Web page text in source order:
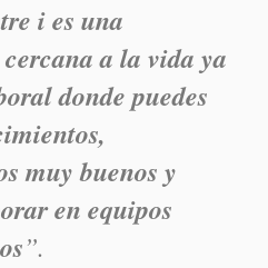
i es una
a la vida ya
donde puedes
muy buenos y
en equipos
”.